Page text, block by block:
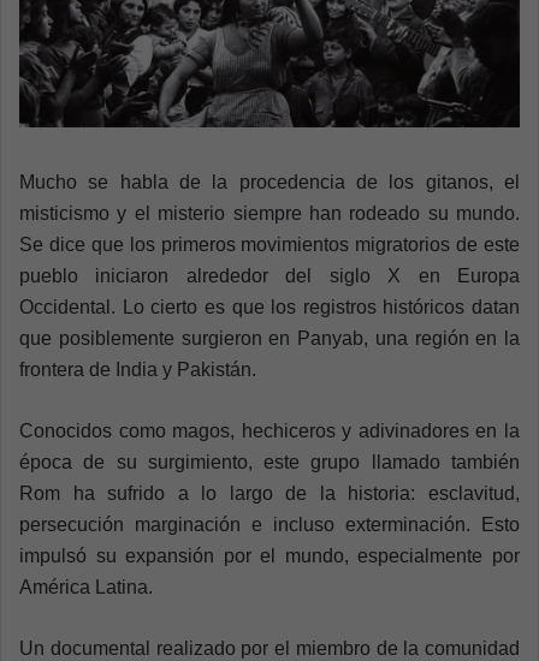
m
a
i
Mucho se habla de la procedencia de los gitanos, el
misticismo y el misterio siempre han rodeado su mundo.
Se dice que los primeros movimientos migratorios de este
pueblo iniciaron alrededor del siglo X en Europa
Occidental. Lo cierto es que los registros históricos datan
que posiblemente surgieron en Panyab, una región en la
frontera de India y Pakistán.
Conocidos como magos, hechiceros y adivinadores en la
época de su surgimiento, este grupo llamado también
Rom ha sufrido a lo largo de la historia: esclavitud,
persecución marginación e incluso exterminación. Esto
impulsó su expansión por el mundo, especialmente por
América Latina.
Un documental realizado por el miembro de la comunidad